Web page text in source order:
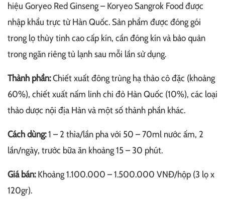
hiệu Goryeo Red Ginseng – Koryeo Sangrok Food được
nhập khẩu trực từ Hàn Quốc. Sản phẩm được đóng gói
trong lọ thủy tinh cao cấp kín, cần đóng kín và bảo quản
trong ngăn riêng tủ lạnh sau mỗi lần sử dụng.
Thành phần:Chiết xuất đông trùng hạ thảo cô đặc (khoảng
60%), chiết xuất nấm linh chi đỏ Hàn Quốc (10%), các loại
thảo dược nội địa Hàn và một số thành phần khác.
Cách dùng:1 – 2 thìa/lần pha với 50 – 70ml nước ấm, 2
lần/ngày, trước bữa ăn khoảng 15 – 30 phút.
Giá bán:Khoảng 1.100.000 – 1.500.000 VNĐ/hộp (3 lọ x
120gr).